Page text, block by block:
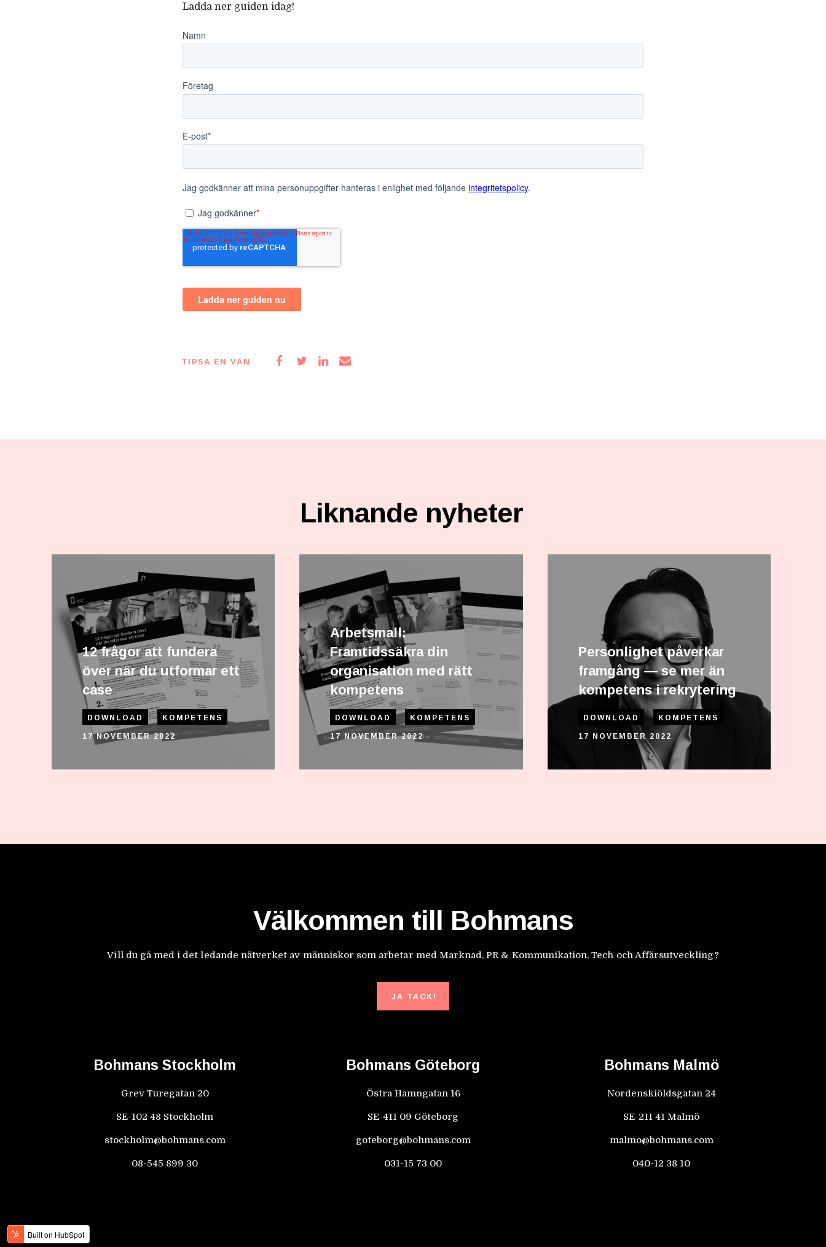
Ladda ner guiden idag!
TIPSA EN VÄN
Liknande nyheter
12 frågor att fundera
över när du utformar ett
case
DOWNLOAD KOMPETENS
17 NOVEMBER 2022
Arbetsmall:
Framtidssäkra din
organisation med rätt
kompetens
DOWNLOAD KOMPETENS
17 NOVEMBER 2022
Personlighet påverkar
framgång — se mer än
kompetens i rekrytering
DOWNLOAD KOMPETENS
17 NOVEMBER 2022
Välkommen till Bohmans
Vill du gå med i det ledande nätverket av människor som arbetar med Marknad, PR & Kommunikation, Tech och Affärsutveckling?
JA TACK!
Bohmans Stockholm
Grev Turegatan 20
SE-102 48 Stockholm
stockholm@bohmans.com
08-545 899 30
Bohmans Göteborg
Östra Hamngatan 16
SE-411 09 Göteborg
goteborg@bohmans.com
031-15 73 00
Bohmans Malmö
Nordenskiöldsgatan 24
SE-211 41 Malmö
malmo@bohmans.com
040-12 38 10